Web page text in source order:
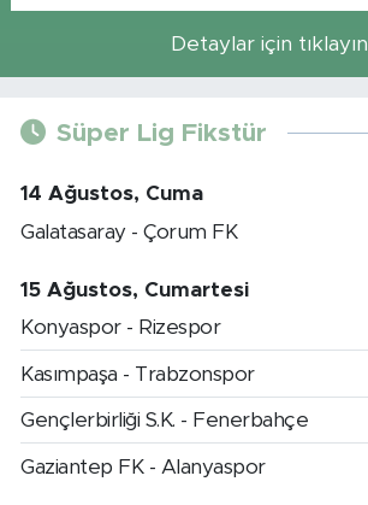
Detaylar için tıklayın
Süper Lig Fikstür
14 Ağustos, Cuma
Galatasaray - Çorum FK
15 Ağustos, Cumartesi
Konyaspor - Rizespor
Kasımpaşa - Trabzonspor
Gençlerbirliği S.K. - Fenerbahçe
Gaziantep FK - Alanyaspor